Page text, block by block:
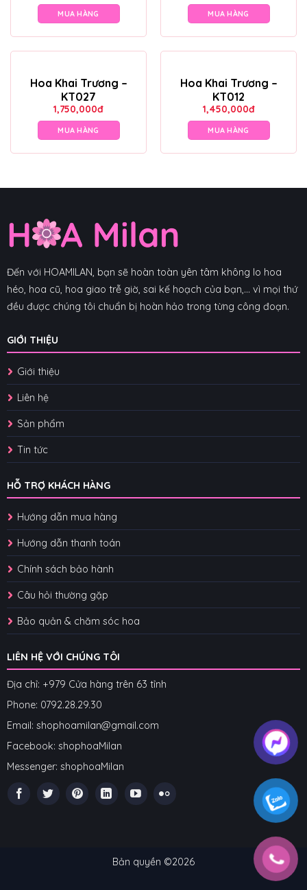
MUA HÀNG MUA HÀNG
Hoa Khai Trương –
KT027
1,750,000đ
MUA HÀNG
Hoa Khai Trương –
KT012
1,450,000đ
MUA HÀNG
Đến với HOAMILAN, bạn sẽ hoàn toàn yên tâm không lo hoa
héo, hoa cũ, hoa giao trễ giờ, sai kế hoạch của bạn,... vì mọi thứ
đều được chúng tôi chuẩn bị hoàn hảo trong từng công đoạn.
GIỚI THIỆU
Giới thiệu
Liên hệ
Sản phẩm
Tin tức
HỖ TRỢ KHÁCH HÀNG
Hướng dẫn mua hàng
Hướng dẫn thanh toán
Chính sách bảo hành
Câu hỏi thường gặp
Bảo quản & chăm sóc hoa
LIÊN HỆ VỚI CHÚNG TÔI
Địa chỉ: +979 Cửa hàng trên 63 tỉnh
Phone: 0792.28.29.30
Email: shophoamilan@gmail.com
Facebook: shophoaMilan
Messenger: shophoaMilan
Bản quyền ©2026